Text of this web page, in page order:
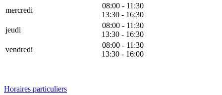
mercredi
08:00 - 11:30
13:30 - 16:30
jeudi
08:00 - 11:30
13:30 - 16:30
vendredi
08:00 - 11:30
13:30 - 16:00
Horaires particuliers